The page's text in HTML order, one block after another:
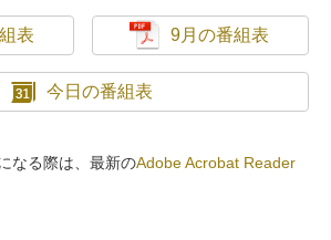
表 9月の番組表
今日の番組表
なる際は、最新のAdobe Acrobat Reader